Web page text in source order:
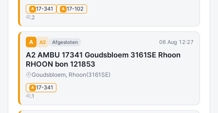
A 17-341 A 17-102
2
A A2 Afgesloten 06 Aug 12:27
A2 AMBU 17341 Goudsbloem 3161SE Rhoon
RHOON bon 121853
Goudsbloem, Rhoon(3161SE)
A 17-341
1